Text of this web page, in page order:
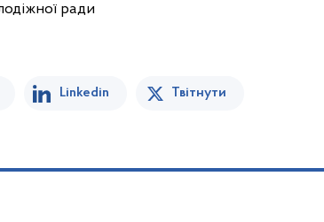
ради
Linkedin Твітнути